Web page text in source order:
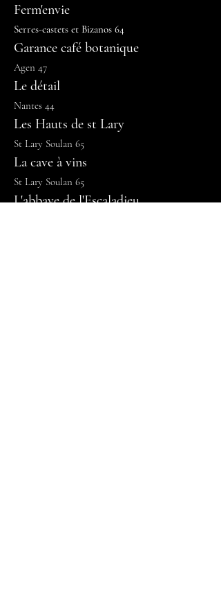
Ferm'envie
Serres-castets et Bizanos 64
Garance café botanique
Agen 47
Le détail
Nantes 44
Les Hauts de st Lary
St Lary Soulan 65
La cave à vins
St Lary Soulan 65
L'abbaye de l'Escaladieu